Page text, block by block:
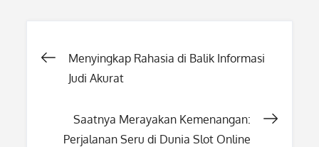
Post
Menyingkap Rahasia di Balik Informasi
Judi Akurat
Saatnya Merayakan Kemenangan:
Perjalanan Seru di Dunia Slot Online